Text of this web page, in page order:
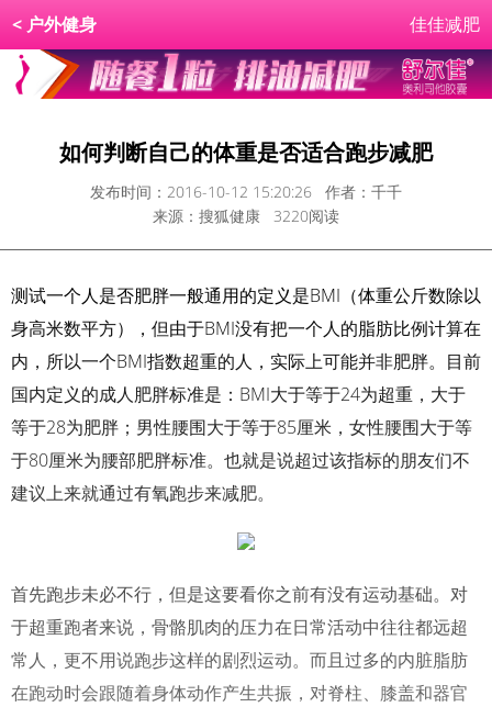
< 户外健身 佳佳减肥
如何判断自己的体重是否适合跑步减肥
发布时间：2016-10-12 15:20:26 作者：千千
来源：搜狐健康 3220阅读
测试一个人是否肥胖一般通用的定义是BMI（体重公斤数除以
身高米数平方），但由于BMI没有把一个人的脂肪比例计算在
内，所以一个BMI指数超重的人，实际上可能并非肥胖。目前
国内定义的成人肥胖标准是：BMI大于等于24为超重，大于
等于28为肥胖；男性腰围大于等于85厘米，女性腰围大于等
于80厘米为腰部肥胖标准。也就是说超过该指标的朋友们不
建议上来就通过有氧跑步来减肥。
首先跑步未必不行，但是这要看你之前有没有运动基础。对
于超重跑者来说，骨骼肌肉的压力在日常活动中往往都远超
常人，更不用说跑步这样的剧烈运动。而且过多的内脏脂肪
在跑动时会跟随着身体动作产生共振，对脊柱、膝盖和器官